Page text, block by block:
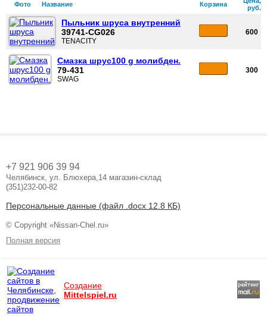
Фото Название Корзина
руб.
Пыльник шруса внутренний
39741-CG026
TENACITY
600
Смазка шрус100 g молибден.
79-431
SWAG
300
+7 921 906 39 94
Челябинск, ул. Блюхера,14 магазин-склад
(351)232-00-82
Персональные данные (файл .docx 12.8 КБ)
© Copyright «Nissan-Chel.ru»
Полная версия
Создание
Mittelspiel.ru